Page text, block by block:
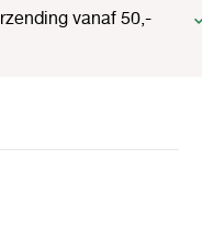
vanaf 50,-